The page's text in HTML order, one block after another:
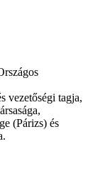
vezetőségi tagja,
(Párizs) és